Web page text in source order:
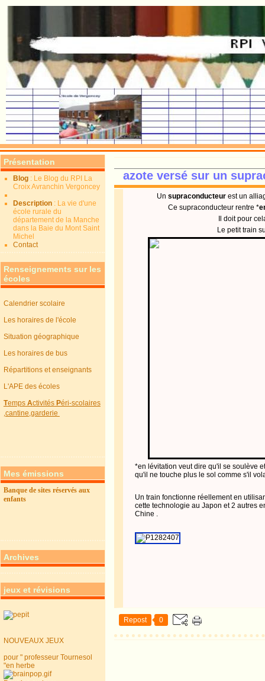
Présentation
Blog : Le Blog du RPI La
Croix Avranchin Vergoncey
Description : La vie d'une
école rurale du
département de la Manche
dans la Baie du Mont Saint
Michel
Contact
Renseignements sur les
écoles
Calendrier scolaire
Les horaires de l'école
Situation géographique
Les horaires de bus
Répartitions et enseignants
L'APE des écoles
TempsActivitésPéri-scolaires
,cantine,garderie
Mes émissions
Banque de sites réservés aux
enfants
Archives
jeux et révisions
NOUVEAUX JEUX
pour " professeur Tournesol
"en herbe
azote versé sur un
Unsupraconducteur est un
Ce supraconducteur rentre *
Il doit pour
Le petit train
*en lévitation veut dire qu'il se soulève
qu'il ne touche plus le sol comme s'il
Un train fonctionne réellement en
cette technologie au Japon et 2 autres
Chine .
Repost 0